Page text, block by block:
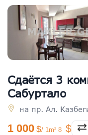
Сдаётся 3
Сабуртало
на пр. Ал.
1 000 / 1m² 8